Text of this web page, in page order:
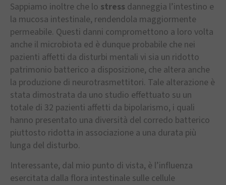
Sappiamo inoltre che lo stress danneggia l’intestino e
la mucosa intestinale, rendendola maggiormente
permeabile. Questi danni compromettono a loro volta
anche il microbiota ed è dunque probabile che nei
pazienti affetti da disturbi mentali vi sia un ridotto
patrimonio batterico a disposizione, che altera anche
la produzione di neurotrasmettitori. Tale alterazione è
stata dimostrata da uno studio effettuato su un
totale di 32 pazienti affetti da bipolarismo, i quali
hanno presentato una diversità del corredo batterico
piuttosto ridotta in associazione a una durata più
lunga del disturbo.
Interessante, dal mio punto di vista, è l’influenza
esercitata dalla flora intestinale sulle cellule